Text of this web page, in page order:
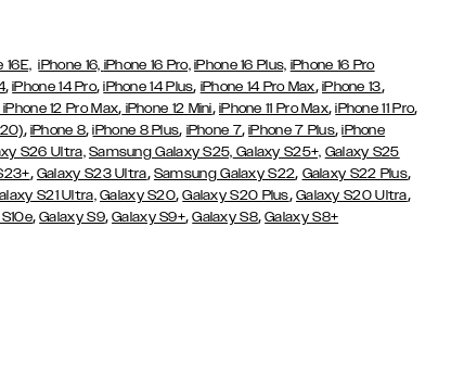
16E, iPhone 16, iPhone 16 Pro, iPhone 16 Plus, iPhone 16 Pro
,iPhone 14 Pro,iPhone 14 Plus, iPhone 14 Pro Max, iPhone 13,
iPhone 12 Pro Max, iPhone 12 Mini, iPhone 11 Pro Max,iPhone 11 Pro,
, iPhone 8,iPhone 8 Plus, iPhone 7,iPhone 7 Plus,iPhone
S26 Ultra, Samsung Galaxy S25, Galaxy S25+, Galaxy S25
, Galaxy S23 Ultra, Samsung Galaxy S22, Galaxy S22 Plus,
S21 Ultra, Galaxy S20,Galaxy S20 Plus, Galaxy S20 Ultra,
,Galaxy S9,Galaxy S9+,Galaxy S8,Galaxy S8+